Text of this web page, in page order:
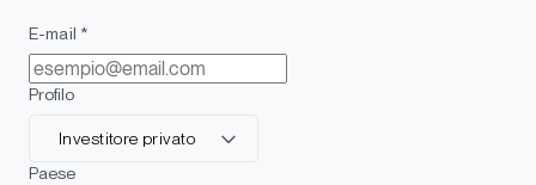
E-mail *
Profilo
Investitore privato
Paese